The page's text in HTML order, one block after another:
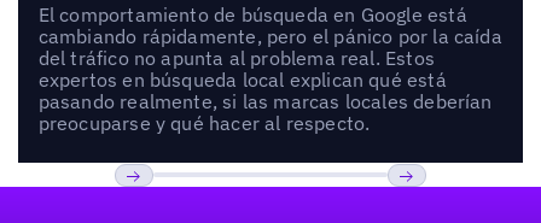
El comportamiento de búsqueda en Google está
cambiando rápidamente, pero el pánico por la caída
del tráfico no apunta al problema real. Estos
expertos en búsqueda local explican qué está
pasando realmente, si las marcas locales deberían
preocuparse y qué hacer al respecto.